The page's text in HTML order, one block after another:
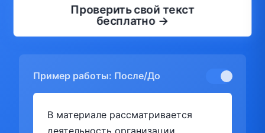
Проверить свой текст
бесплатно →
Пример работы: После/До
В материале рассматривается
деятельность организации